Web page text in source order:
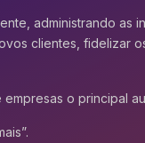
administrando as
clientes, fidelizar
o principal